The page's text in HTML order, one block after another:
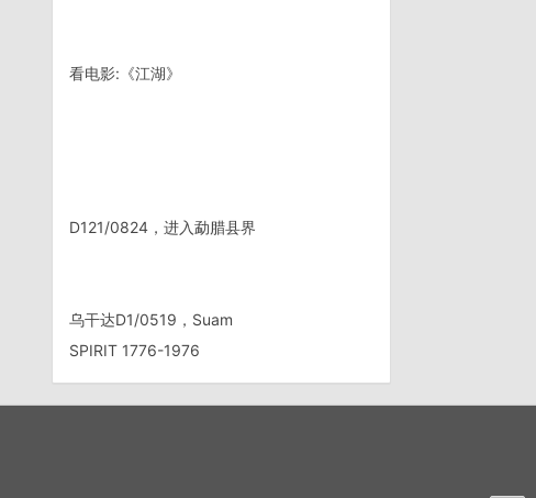
看电影:《江湖》
D121/0824，进入勐腊县界
乌干达D1/0519，Suam
SPIRIT 1776-1976